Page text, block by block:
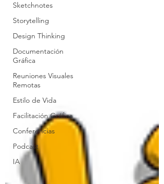
Sketchnotes
Storytelling
Design Thinking
Documentación
Gráfica
Reuniones Visuales
Remotas
Estilo de Vida
Facilitación Gráfica
Conferencias
Podcast
IA